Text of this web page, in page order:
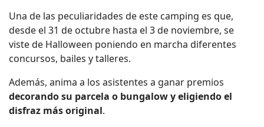
Una de las peculiaridades de este camping es que,
desde el 31 de octubre hasta el 3 de noviembre, se
viste de Halloween poniendo en marcha diferentes
concursos, bailes y talleres.
Además, anima a los asistentes a ganar premios
decorando su parcela o bungalow y eligiendo el
disfraz más original.